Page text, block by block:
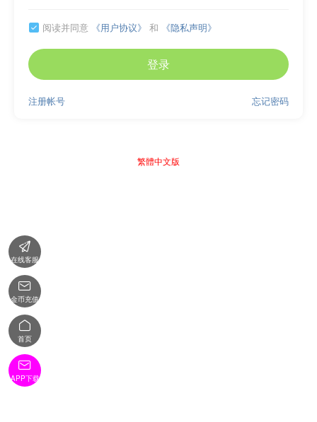
 阅读并同意 《用户协议》 和 《隐私声明》
登录
忘记密码
注册帐号
繁體中文版

在线客服

金币充值

首页

APP下载